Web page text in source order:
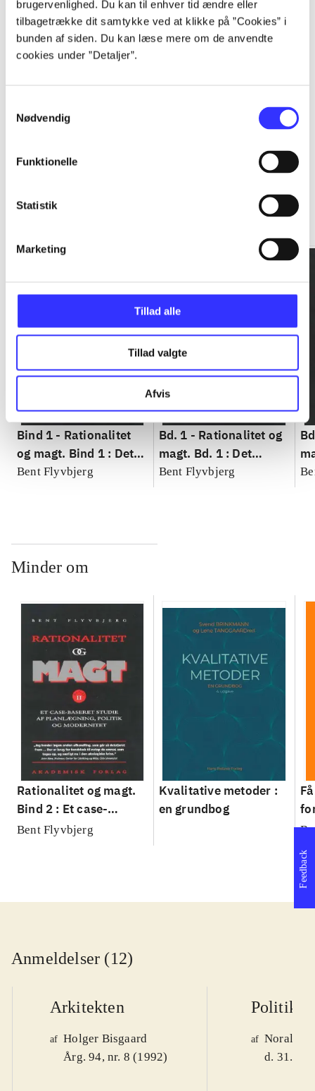
brugervenlighed. Du kan til enhver tid ændre eller
tilbagetrække dit samtykke ved at klikke på ”Cookies” i
bunden af siden. Du kan læse mere om de anvendte
cookies under ”Detaljer”.
Nødvendig
Funktionelle
Statistik
Marketing
Tillad alle
Tillad valgte
Afvis
...
Bind 1 - Rationalitet
og magt. Bind 1 : Det
konkretes videnskab
Bent Flyvbjerg
Bd. 1 - Rationalitet og
magt. Bd. 1 : Det
konkretes videnskab
Bent Flyvbjerg
Minder om
Rationalitet og magt.
Bind 2 : Et case-
baseret studie af
Bent Flyvbjerg
Kvalitative metoder :
en grundbog
Anmeldelser (12)
Arkitekten
af Holger Bisgaard
Årg. 94, nr. 8 (1992)
Politiken
af Noralv
d. 31.
Feedback